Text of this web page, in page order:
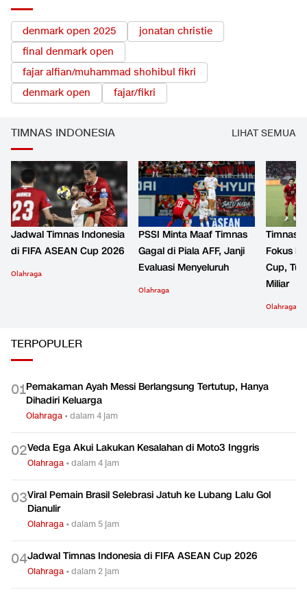
denmark open 2025
jonatan christie
final denmark open
fajar alfian/muhammad shohibul fikri
denmark open
fajar/fikri
TIMNAS INDONESIA LIHAT SEMUA
Jadwal Timnas Indonesia
di FIFA ASEAN Cup 2026
Olahraga
PSSI Minta Maaf Timnas
Gagal di Piala AFF, Janji
Evaluasi Menyeluruh
Olahraga
Timnas
Fokus
Cup,
Miliar
Olahraga
TERPOPULER
01Pemakaman Ayah Messi Berlangsung Tertutup, Hanya
Dihadiri Keluarga
Olahraga •dalam 4 jam
02Veda Ega Akui Lakukan Kesalahan di Moto3 Inggris
Olahraga •dalam 4 jam
03Viral Pemain Brasil Selebrasi Jatuh ke Lubang Lalu Gol
Dianulir
Olahraga •dalam 5 jam
04Jadwal Timnas Indonesia di FIFA ASEAN Cup 2026
Olahraga •dalam 2 jam